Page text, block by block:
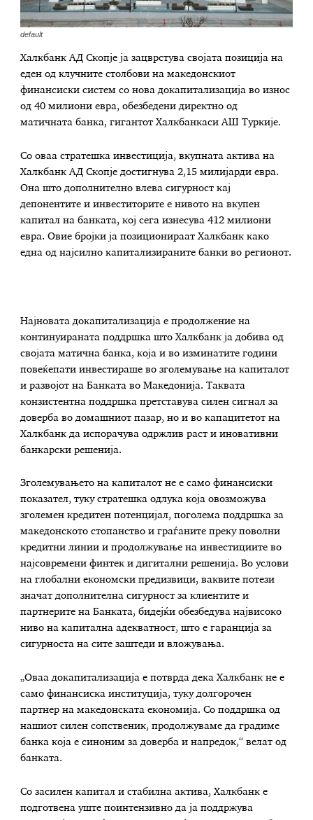
default
Халкбанк АД Скопје ја зацврстува својата позиција на
еден од клучните столбови на македонскиот
финансиски систем со нова докапитализација во износ
од 40 милиони евра, обезбедени директно од
матичната банка, гигантот Халкбанкаси АШ Туркије.
Со оваа стратешка инвестиција, вкупната актива на
Халкбанк АД Скопје достигнува 2,15 милијарди евра.
Она што дополнително влева сигурност кај
депонентите и инвеститорите е нивото на вкупен
капитал на банката, кој сега изнесува 412 милиони
евра. Овие бројки ја позиционираат Халкбанк како
една од најсилно капитализираните банки во регионот.
Најновата докапитализација е продолжение на
континуираната поддршка што Халкбанк ја добива од
својата матична банка, која и во изминатите години
повеќепати инвестираше во зголемување на капиталот
и развојот на Банката во Македонија. Таквата
конзистентна поддршка претставува силен сигнал за
доверба во домашниот пазар, но и во капацитетот на
Халкбанк да испорачува одржлив раст и иновативни
банкарски решенија.
Зголемувањето на капиталот не е само финансиски
показател, туку стратешка одлука која овозможува
зголемен кредитен потенцијал, поголема поддршка за
македонското стопанство и граѓаните преку поволни
кредитни линии и продолжување на инвестициите во
најсовремени финтек и дигитални решенија. Во услови
на глобални економски предизвици, ваквите потези
значат дополнителна сигурност за клиентите и
партнерите на Банката, бидејќи обезбедува највисоко
ниво на капитална адекватност, што е гаранција за
сигурноста на сите заштеди и вложувања.
„Оваа докапитализација е потврда дека Халкбанк не е
само финансиска институција, туку долгорочен
партнер на македонската економија. Со поддршка од
нашиот силен сопственик, продолжуваме да градиме
банка која е синоним за доверба и напредок,“ велат од
банката.
Со засилен капитал и стабилна актива, Халкбанк е
подготвена уште поинтензивно да ја поддржува